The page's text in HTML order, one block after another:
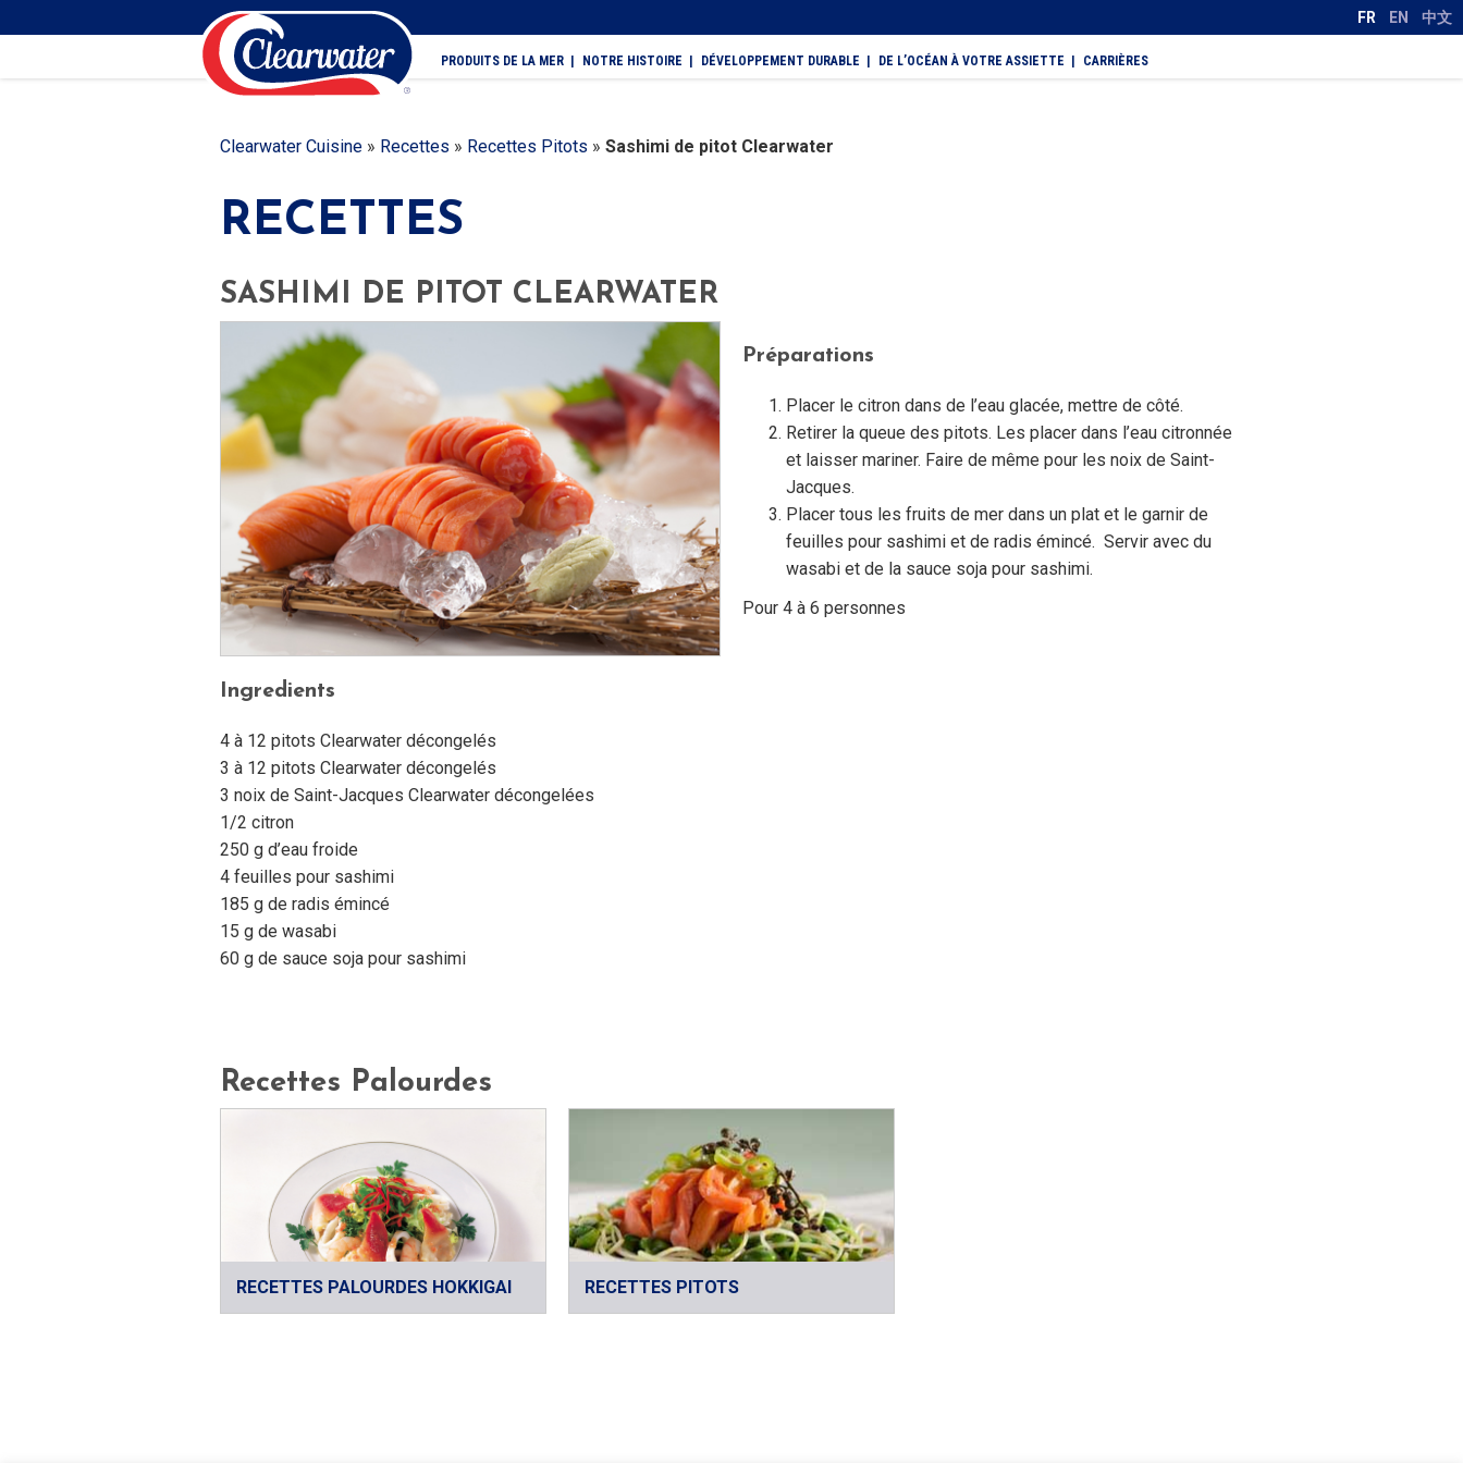
FR EN 中文
PRODUITS DE LA MER NOTRE HISTOIRE DÉVELOPPEMENT DURABLE DE L’OCÉAN À VOTRE ASSIETTE CARRIÈRES
Clearwater Cuisine » Recettes » Recettes Pitots » Sashimi de pitot Clearwater
RECETTES
SASHIMI DE PITOT CLEARWATER
Ingredients
4 à 12 pitots Clearwater décongelés
3 à 12 pitots Clearwater décongelés
3 noix de Saint-Jacques Clearwater décongelées
1/2 citron
250 g d’eau froide
4 feuilles pour sashimi
185 g de radis émincé
15 g de wasabi
60 g de sauce soja pour sashimi
Préparations
Placer le citron dans de l’eau glacée, mettre de côté.
Retirer la queue des pitots. Les placer dans l’eau citronnée
et laisser mariner. Faire de même pour les noix de Saint-
Jacques.
Placer tous les fruits de mer dans un plat et le garnir de
feuilles pour sashimi et de radis émincé. Servir avec du
wasabi et de la sauce soja pour sashimi.
Pour 4 à 6 personnes
Recettes Palourdes
RECETTES PALOURDES HOKKIGAI RECETTES PITOTS